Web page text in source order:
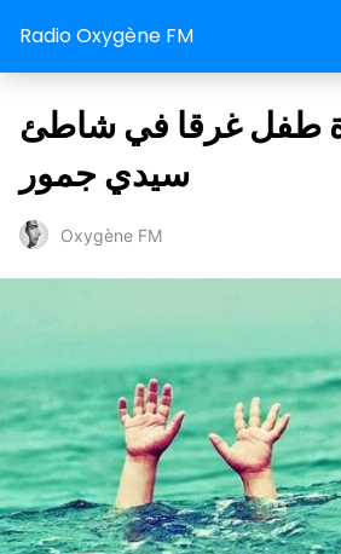
Radio Oxygène FM
طفل غرقا في شاطئ
سيدي جمور
Oxygène FM